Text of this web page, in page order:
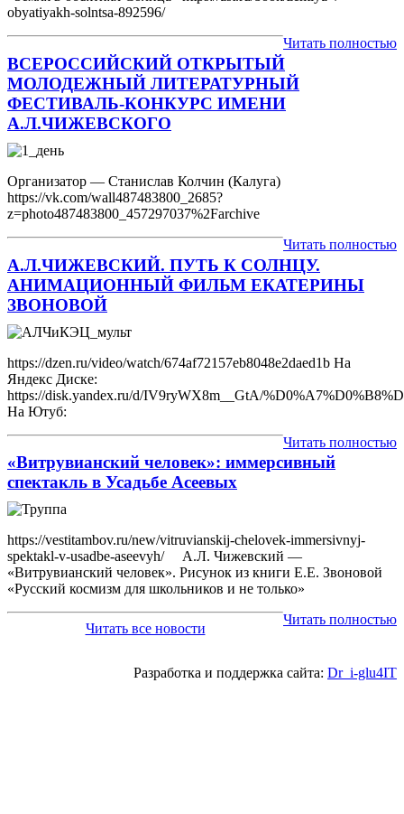
obyatiyakh-solntsa-892596/
Читать полностью
ВСЕРОССИЙСКИЙ ОТКРЫТЫЙ
МОЛОДЕЖНЫЙ ЛИТЕРАТУРНЫЙ
ФЕСТИВАЛЬ-КОНКУРС ИМЕНИ
А.Л.ЧИЖЕВСКОГО
Организатор — Станислав Колчин (Калуга)
https://vk.com/wall487483800_2685?
z=photo487483800_457297037%2Farchive
Читать полностью
А.Л.ЧИЖЕВСКИЙ. ПУТЬ К СОЛНЦУ.
АНИМАЦИОННЫЙ ФИЛЬМ ЕКАТЕРИНЫ
ЗВОНОВОЙ
https://dzen.ru/video/watch/674af72157eb8048e2daed1b На
Яндекс Диске:
https://disk.yandex.ru/d/IV9ryWX8m__GtA/
На Ютуб:
Читать полностью
«Витрувианский человек»: иммерсивный
спектакль в Усадьбе Асеевых
https://vestitambov.ru/new/vitruvianskij-chelovek-immersivnyj-
spektakl-v-usadbe-aseevyh/ А.Л. Чижевский —
«Витрувианский человек». Рисунок из книги Е.Е. Звоновой
«Русский космизм для школьников и не только»
Читать полностью
Читать все новости
Разработка и поддержка сайта: Dr_i-glu4IT